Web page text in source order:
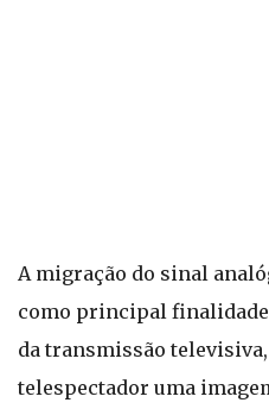
A migração do sinal
como principal
da transmissão
telespectador uma